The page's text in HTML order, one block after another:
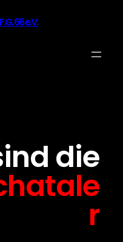
66 e.V.
die
r